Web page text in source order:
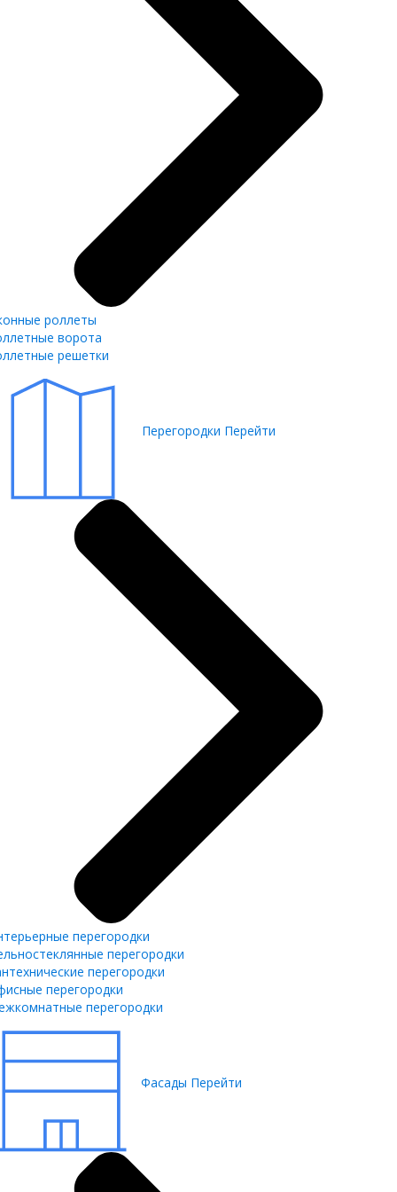
роллеты
ворота
решетки
Перегородки Перейти
перегородки
перегородки
перегородки
перегородки
перегородки
Фасады Перейти